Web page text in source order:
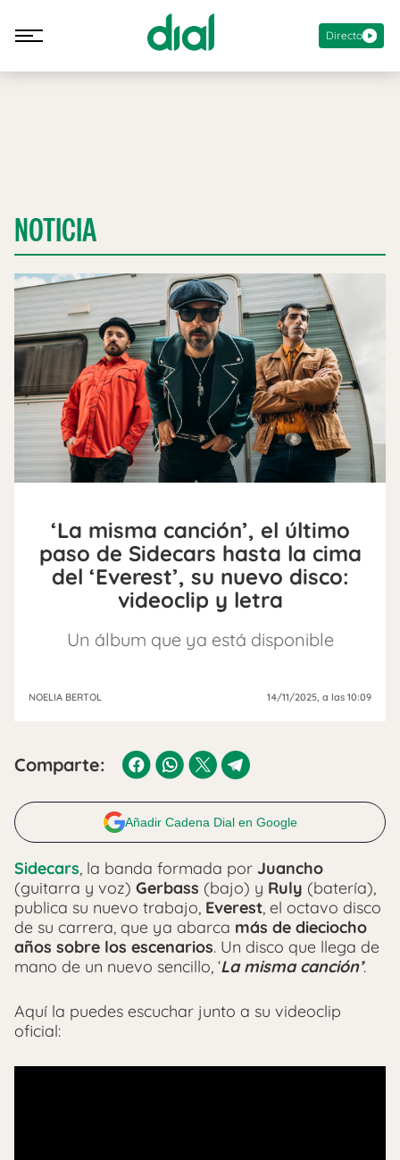
Directo
NOTICIA
‘La misma canción’, el último
paso de Sidecars hasta la cima
del ‘Everest’, su nuevo disco:
videoclip y letra
Un álbum que ya está disponible
NOELIA BERTOL 14/11/2025, a las 10:09
Comparte:
Añadir Cadena Dial en Google
Sidecars, la banda formada por Juancho
(guitarra y voz) Gerbass (bajo) y Ruly (batería),
publica su nuevo trabajo, Everest, el octavo disco
de su carrera, que ya abarca más de dieciocho
años sobre los escenarios. Un disco que llega de
mano de un nuevo sencillo, ‘La misma canción’.
Aquí la puedes escuchar junto a su videoclip
oficial: